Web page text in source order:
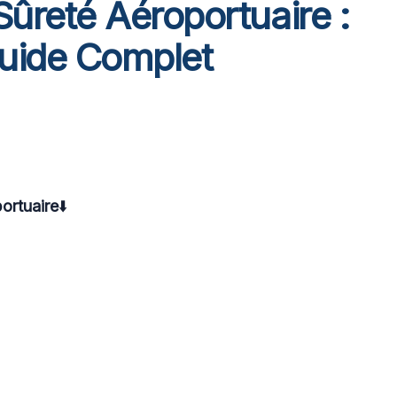
Aéroportuaire :
Complet
⬇️